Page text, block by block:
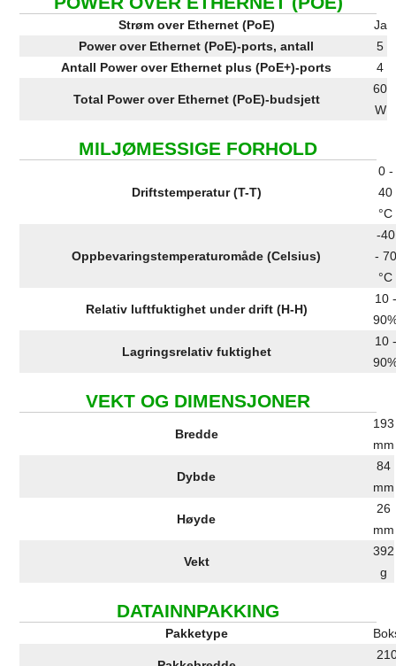
Strøm over Ethernet (PoE)
Ja
Power over Ethernet (PoE)-ports, antall
5
Antall Power over Ethernet plus (PoE+)-ports
4
Total Power over Ethernet (PoE)-budsjett
60
W
MILJØMESSIGE FORHOLD
Driftstemperatur (T-T)
0 -
40
°C
Oppbevaringstemperaturomåde (Celsius)
-40
- 70
°C
Relativ luftfuktighet under drift (H-H)
10 -
Lagringsrelativ fuktighet
10 -
VEKT OG DIMENSJONER
Bredde
193
mm
Dybde
84
mm
Høyde
26
mm
Vekt
392
g
DATAINNPAKKING
Pakketype